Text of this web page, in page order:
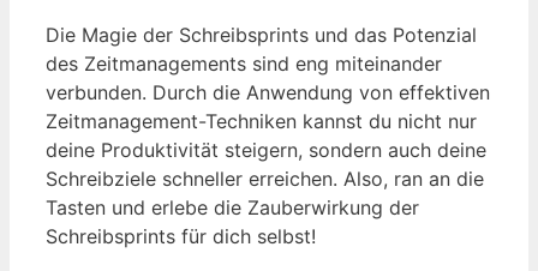
Die Magie der Schreibsprints​ und das Potenzial
des Zeitmanagements sind eng‌ miteinander
verbunden. Durch⁤ die Anwendung von​ effektiven
Zeitmanagement-Techniken kannst‍ du nicht nur
deine Produktivität steigern, sondern auch deine
Schreibziele schneller erreichen. Also, ran an die
Tasten und erlebe ​die⁢ Zauberwirkung der
Schreibsprints für ‍dich selbst!